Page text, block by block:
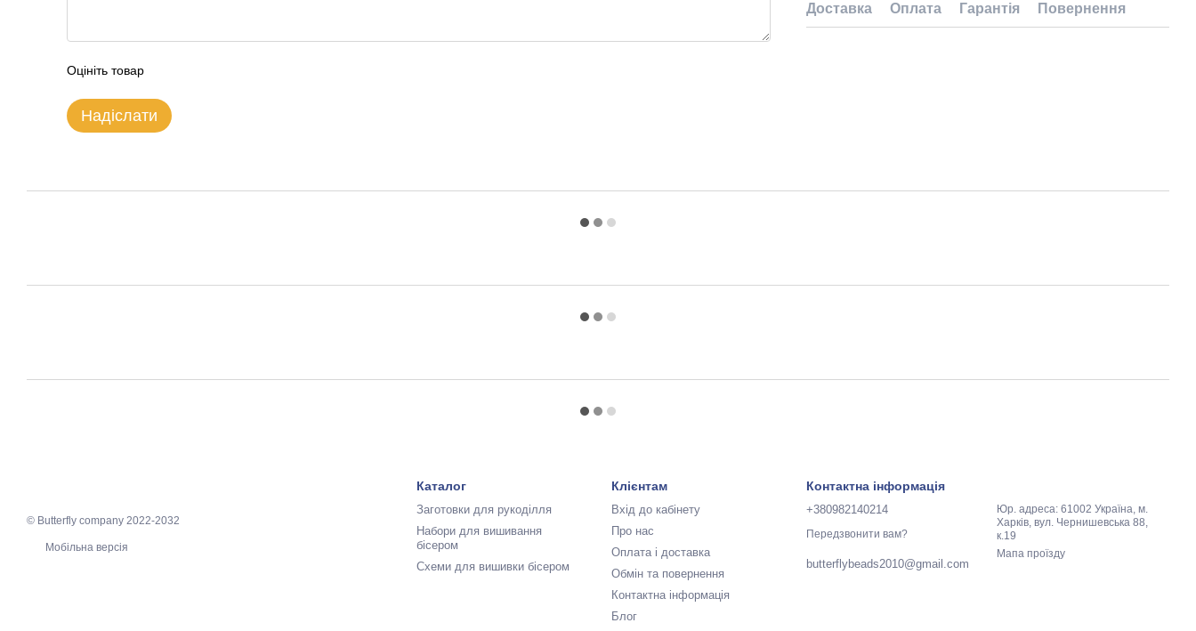
Оцініть товар
Надіслати
Доставка Оплата Гарантія Повернення
© Butterfly company 2022-2032
Мобільна версія
Каталог
Заготовки для рукоділля
Набори для вишивання
бісером
Схеми для вишивки бісером
Клієнтам
Вхід до кабінету
Про нас
Оплата і доставка
Обмін та повернення
Контактна інформація
Блог
Контактна інформація
+380982140214
Передзвонити вам?
butterflybeads2010@gmail.com
Юр. адреса: 61002 Україна, м.
Харків, вул. Чернишевська 88,
к.19
Мапа проїзду